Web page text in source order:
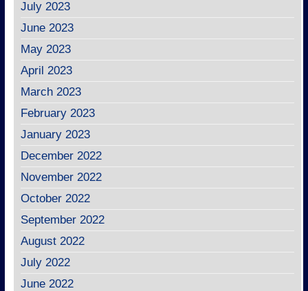
July 2023
June 2023
May 2023
April 2023
March 2023
February 2023
January 2023
December 2022
November 2022
October 2022
September 2022
August 2022
July 2022
June 2022